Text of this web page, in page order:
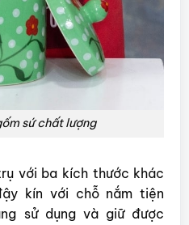
sứ chất lượng
với ba kích thước khác
kín với chỗ nắm tiện
sử dụng và giữ được